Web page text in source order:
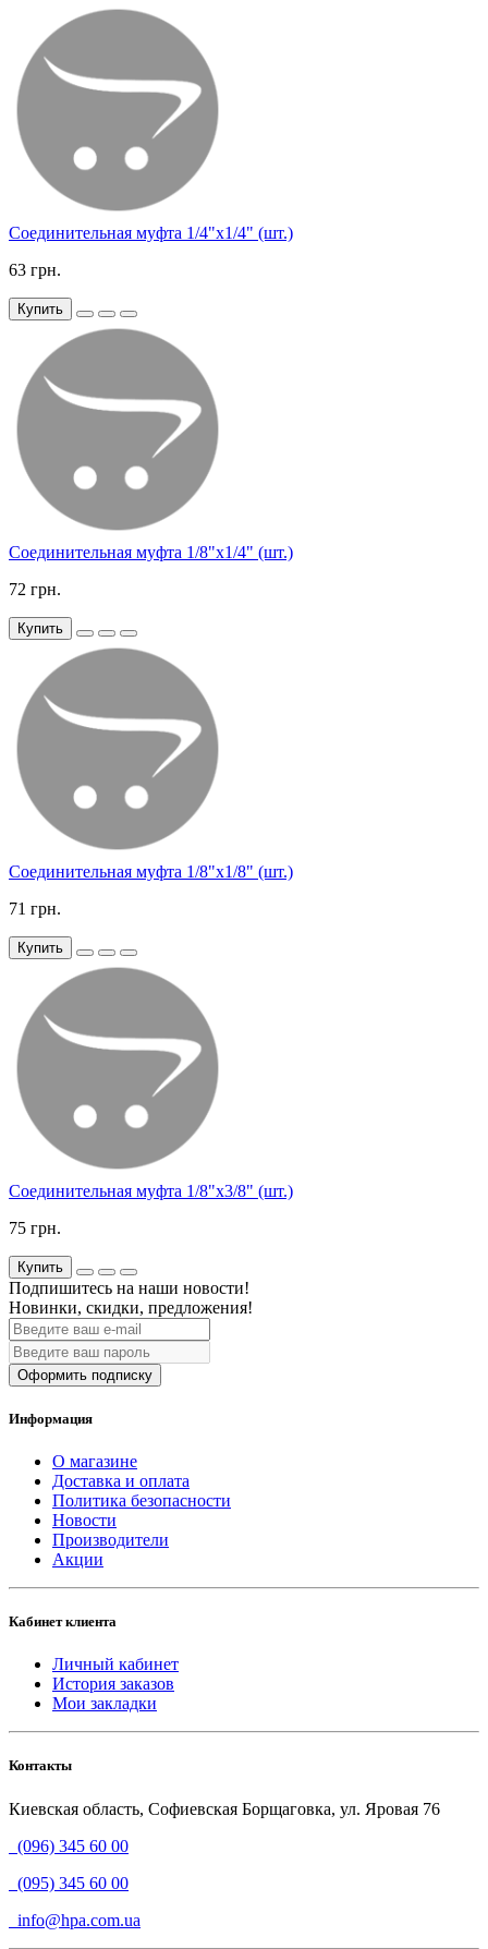
Соединительная муфта 1/4"х1/4" (шт.)
63 грн.
Купить
Соединительная муфта 1/8"х1/4" (шт.)
72 грн.
Купить
Соединительная муфта 1/8"х1/8" (шт.)
71 грн.
Купить
Соединительная муфта 1/8"х3/8" (шт.)
75 грн.
Купить
Подпишитесь на наши новости!
Новинки, скидки, предложения!
Оформить подписку
Информация
О магазине
Доставка и оплата
Политика безопасности
Новости
Производители
Акции
Кабинет клиента
Личный кабинет
История заказов
Мои закладки
Контакты
Киевская область, Софиевская Борщаговка, ул. Яровая 76
(096) 345 60 00
(095) 345 60 00
info@hpa.com.ua